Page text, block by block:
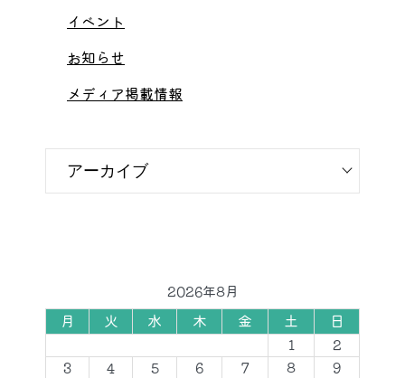
イベント
お知らせ
メディア掲載情報
2026年8月
月 火 水 木 金 土 日
1
2
3
4 5 6 7 8
9